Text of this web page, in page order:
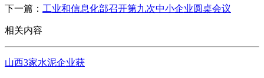
下一篇： 工业和信息化部召开第九次中小企业圆桌会议
相关内容
山西3家水泥企业获